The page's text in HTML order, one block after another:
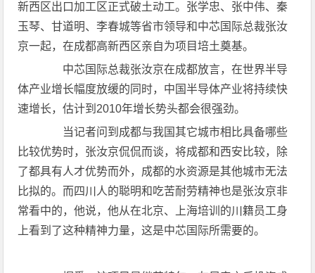
新西区出口加工区正式破土动工。张学忠、张中伟、秦
玉琴、甘道明、李春城等省市领导和中芯国际总裁张汝
京一起，在成都高新西区亲自为项目培土奠基。
中芯国际总裁张汝京在成都放言，在世界半导
体产业增长幅度放缓的同时，中国半导体产业将持续快
速增长，估计到2010年增长势头都会很强劲。
当记者问到成都与我国其它城市相比具备哪些
比较优势时，张汝京侃侃而谈，将成都和西安比较，除
了都具有人才优势而外，成都的水资源是其他城市无法
比拟的。而四川人的聪明和吃苦耐劳精神也是张汝京非
常看中的，他说，他从在北京、上海培训的川籍员工身
上看到了这种精神力量，这是中芯国际所需要的。